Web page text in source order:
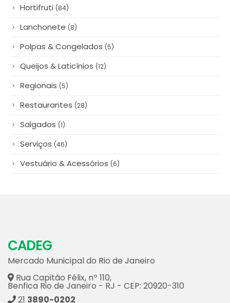
Hortifruti (84)
Lanchonete (8)
Polpas & Congelados (5)
Queijos & Laticínios (12)
Regionais (5)
Restaurantes (28)
Salgados (1)
Serviços (46)
Vestuário & Acessórios (6)
CADEG
Mercado Municipal do Rio de Janeiro
Rua Capitão Félix, nº 110,
Benfica Rio de Janeiro - RJ - CEP: 20920-310
21 3890-0202